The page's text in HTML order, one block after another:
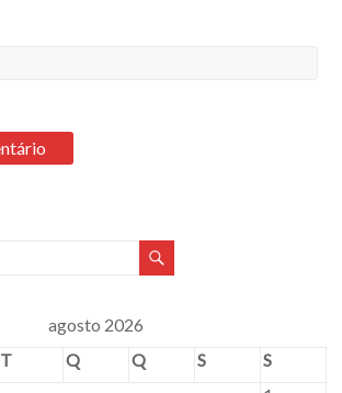
agosto 2026
T Q Q S
S